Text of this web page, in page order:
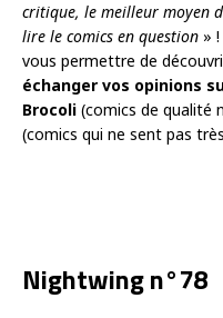
critique, le meilleur moyen
lire le comics en question »
vous permettre de
échanger vos opinions
Brocoli (comics de qualité
(comics qui ne sent pas
Nightwing n°78